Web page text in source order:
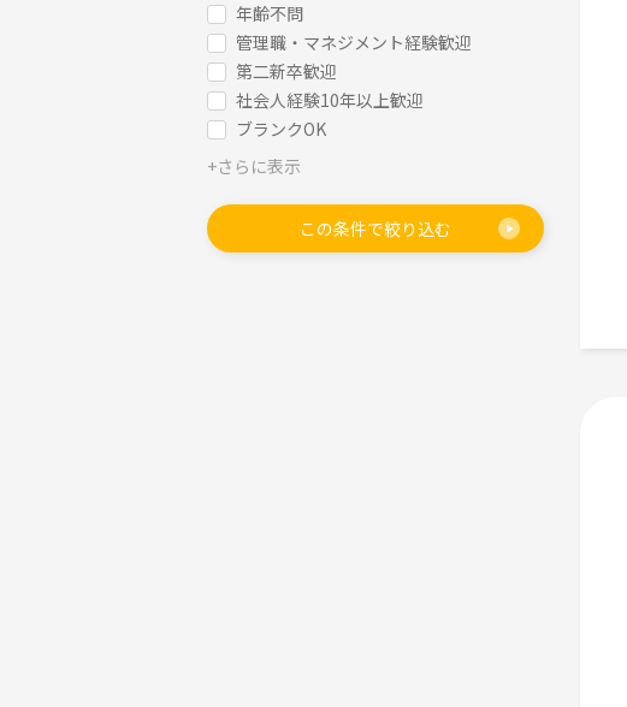
年齢不問
管理職・マネジメント経験歓迎
第二新卒歓迎
社会人経験10年以上歓迎
ブランクOK
+さらに表示
この条件で絞り込む